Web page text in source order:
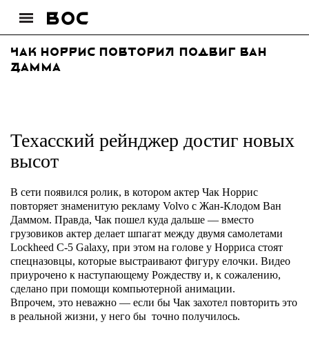
Чак Норрис повторил подвиг Ван
Дамма
Техасский рейнджер достиг новых
высот
В сети появился ролик, в котором актер Чак Норрис
повторяет знаменитую рекламу Volvo с Жан-Клодом Ван
Даммом. Правда, Чак пошел куда дальше — вместо
грузовиков актер делает шпагат между двумя самолетами
Lockheed C-5 Galaxy, при этом на голове у Норриса стоят
спецназовцы, которые выстраивают фигуру елочки. Видео
приурочено к наступающему Рождеству и, к сожалению,
сделано при помощи компьютерной анимации.
Впрочем, это неважно — если бы Чак захотел повторить это
в реальной жизни, у него бы точно получилось.